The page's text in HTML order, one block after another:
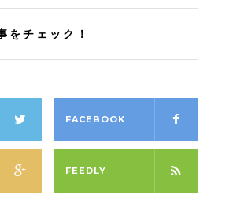
をチェック！
FACEBOOK
FEEDLY